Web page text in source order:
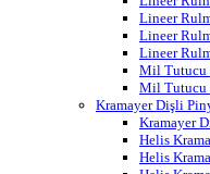
Lineer
Lineer
Lineer
Mil Tutucu
Mil Tutucu
Kramayer Dişli
Kramayer
Helis
Helis